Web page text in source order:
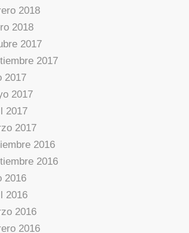
2018
2018
2017
2017
2017
2017
2017
2017
2016
2016
2016
2016
2016
2016